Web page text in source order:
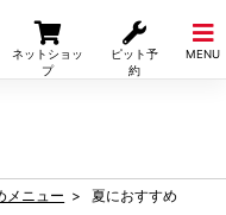
ネットショッ
プ
ピット予
約
MENU
メニュー 夏におすすめ